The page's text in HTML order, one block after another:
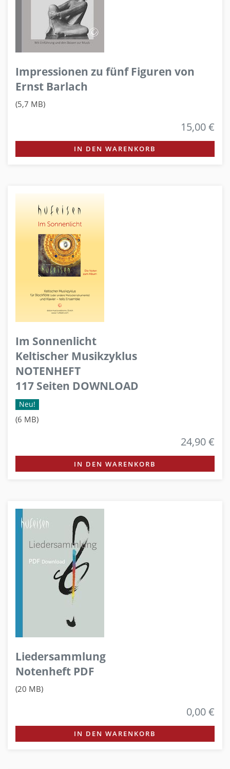
Impressionen zu fünf Figuren von
Ernst Barlach
(5,7 MB)
15,00 €
IN DEN WARENKORB
Im Sonnenlicht
Keltischer Musikzyklus
NOTENHEFT
117 Seiten DOWNLOAD
Neu!
(6 MB)
24,90 €
IN DEN WARENKORB
Liedersammlung
Notenheft PDF
(20 MB)
0,00 €
IN DEN WARENKORB